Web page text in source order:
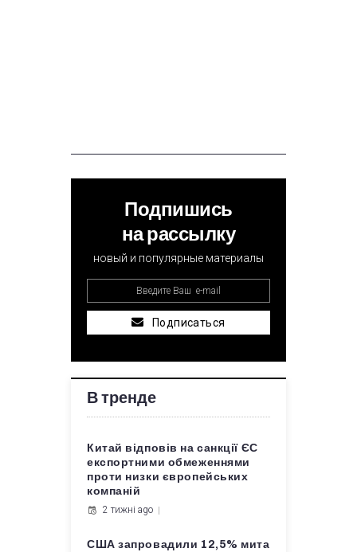
Подпишись
на рассылку
новый и популярные материалы
Подписаться
В тренде
Китай відповів на санкції ЄС
експортними обмеженнями
проти низки європейських
компаній
2 тижні ago
США запровадили 12,5% мита